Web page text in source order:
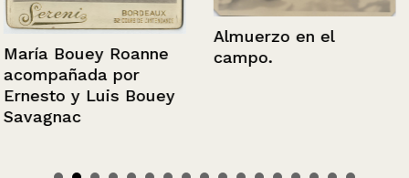
María Bouey Roanne
acompañada por
Ernesto y Luis Bouey
Savagnac
Almuerzo en el
campo.